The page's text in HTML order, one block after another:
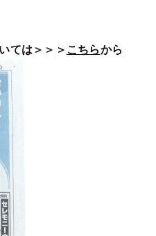
ては＞＞＞ こちらから